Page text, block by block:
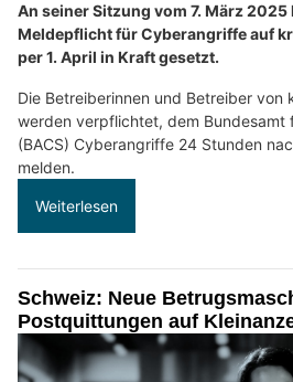
An seiner Sitzung vom 7. März
Meldepflicht für Cyberangriffe auf
per 1. April in Kraft gesetzt.
Die Betreiberinnen und Betreiber von
werden verpflichtet, dem Bundesamt
(BACS) Cyberangriffe 24 Stunden
melden.
Weiterlesen
Schweiz: Neue
Postquittungen auf